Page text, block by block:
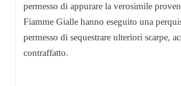
permesso di appurare la verosimile
Fiamme Gialle hanno eseguito una
permesso di sequestrare ulteriori scarpe,
contraffatto.